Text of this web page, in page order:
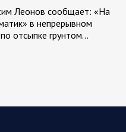
Леонов сообщает: «На
в непрерывном
отсыпке грунтом…